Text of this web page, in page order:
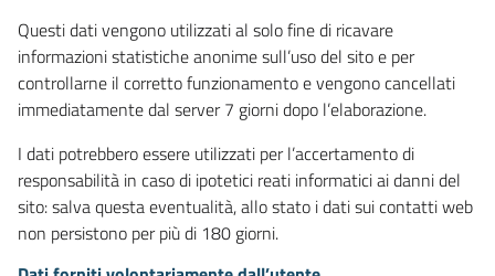
Questi dati vengono utilizzati al solo fine di ricavare
informazioni statistiche anonime sull’uso del sito e per
controllarne il corretto funzionamento e vengono cancellati
immediatamente dal server 7 giorni dopo l’elaborazione.
I dati potrebbero essere utilizzati per l’accertamento di
responsabilità in caso di ipotetici reati informatici ai danni del
sito: salva questa eventualità, allo stato i dati sui contatti web
non persistono per più di 180 giorni.